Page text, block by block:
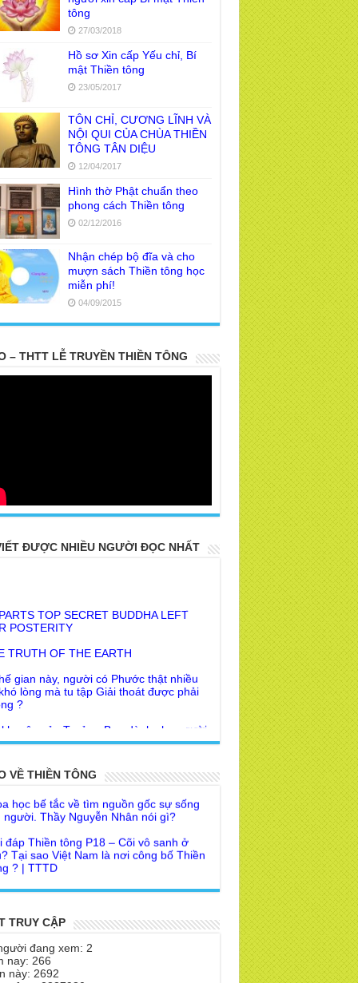
tông
27/03/2018
Hồ sơ Xin cấp Yếu chỉ, Bí
mật Thiền tông
23/05/2017
TÔN CHỈ, CƯƠNG LĨNH VÀ
NỘI QUI CỦA CHÙA THIỀN
TÔNG TÂN DIỆU
12/04/2017
Hình thờ Phật chuẩn theo
phong cách Thiền tông
02/12/2016
Nhận chép bộ đĩa và cho
mượn sách Thiền tông học
miễn phí!
04/09/2015
– THTT LỄ TRUYỀN THIỀN TÔNG
ĐƯỢC NHIỀU NGƯỜI ĐỌC NHẤT
TRUTH OF THE EARTH
gian này, người có Phước thật nhiều
?
của Trưởng Ban dành cho người
Ngộ & Giải thoát
nhận ra Phật Tánh được diễn tả trạng
Phật dạy về cách tạo Công Đức và
Lai dạy về Lời kỉnh nguyện trước khi ăn
lập văn tự, Giáo ngoại biệt truyền
thiền là sao?
Diệu Pháp Môn
Thiền tông phải bỏ hết sao?
chỉ Thiền tông, Bí mật Thiền tông là
VỀ THIỀN TÔNG
học bế tắc về tìm nguồn gốc sự sống
đáp Thiền tông P18 – Cõi vô sanh ở
Tại sao Việt Nam là nơi công bố Thiền
? | TTTD
Thiền Tông Tân Diệu góp phần giúp
Nhân dân Cuba | TTTD
Việt Nam VTV9 phỏng vấn trực tiếp
Thiền Tông Tân Diệu - Phóng sự
duyên giữa mùa lũ" | TTTD
TRUY CẬP
đang xem: 2
nay: 266
này: 2692